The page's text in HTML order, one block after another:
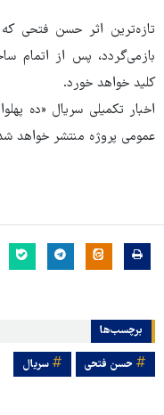
تازه‌ترین اثر حسن فتحی
بازمی‌گردد، پس از اتمام
کلید خواهد خورد.
اخبار تکمیلی سریال «ده
عمومی پروژه منتشر خواهد
برچسب‌ها
حسن فتحی سریال